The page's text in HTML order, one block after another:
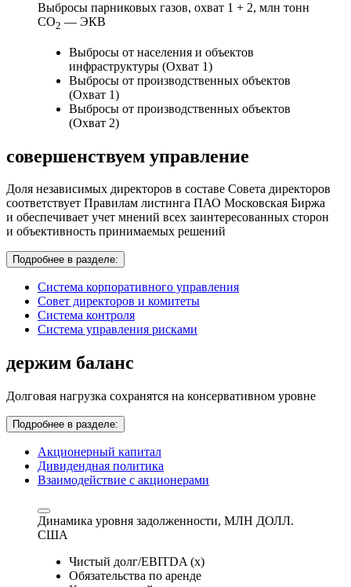
Выбросы парниковых газов, охват 1 + 2, млн тонн
СО2 — ЭКВ
Выбросы от населения и объектов
инфраструктуры (Охват 1)
Выбросы от производственных объектов
(Охват 1)
Выбросы от производственных объектов
(Охват 2)
совершенствуем управление
Доля независимых директоров в составе Совета директоров
соответствует Правилам листинга ПАО Московская Биржа
и обеспечивает учет мнений всех заинтересованных сторон
и объективность принимаемых решений
Подробнее в разделе:
Система корпоративного управления
Совет директоров и комитеты
Система контроля
Система управления рисками
держим баланс
Долговая нагрузка сохранятся на консервативном уровне
Подробнее в разделе:
Акционерный капитал
Дивидендная политика
Взаимодействие с акционерами
Динамика уровня задолженности, МЛН ДОЛЛ.
США
Чистый долг/EBITDA (x)
Обязательства по аренде